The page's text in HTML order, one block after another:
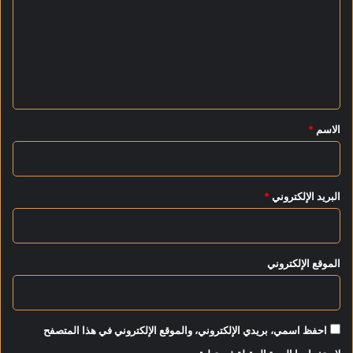
ل
ل
ا
م
ئ
ن
ن
ع
ل
ا
ن
*
الاسم *
البريد الإلكتروني *
الموقع الإلكتروني
احفظ اسمي، بريدي الإلكتروني، والموقع الإلكتروني في هذا المتصفح